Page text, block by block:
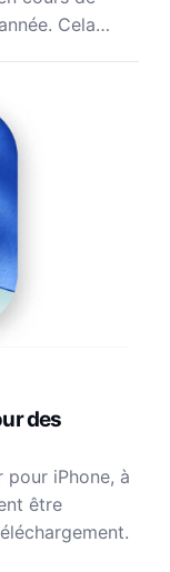
Cela…
des
pour iPhone, à
être